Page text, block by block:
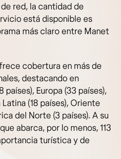
red, la cantidad de
está disponible es
más claro entre Manet
cobertura en más de
destacando en
Europa (33 países),
(18 países), Oriente
del Norte (3 países). A su
abarca, por lo menos, 113
turística y de